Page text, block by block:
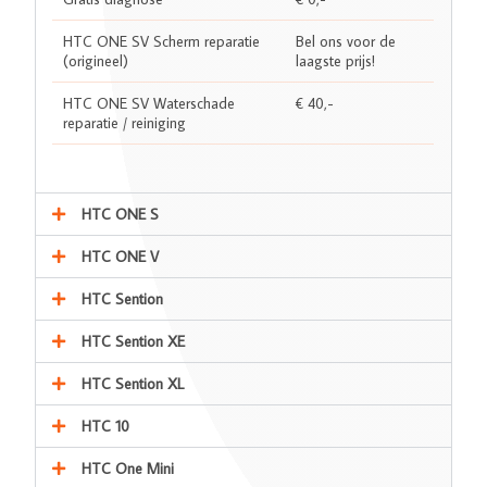
HTC ONE SV Scherm reparatie
(origineel)
Bel ons voor de
laagste prijs!
HTC ONE SV Waterschade
reparatie / reiniging
€ 40,-
HTC ONE S
HTC ONE V
HTC Sention
HTC Sention XE
HTC Sention XL
HTC 10
HTC One Mini